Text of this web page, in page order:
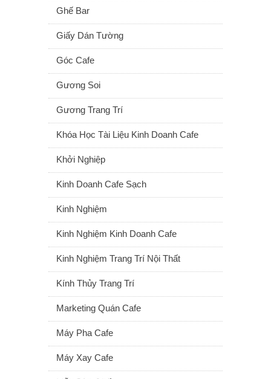
Ghế Bar
Giấy Dán Tường
Góc Cafe
Gương Soi
Gương Trang Trí
Khóa Học Tài Liệu Kinh Doanh Cafe
Khởi Nghiệp
Kinh Doanh Cafe Sạch
Kinh Nghiệm
Kinh Nghiệm Kinh Doanh Cafe
Kinh Nghiệm Trang Trí Nội Thất
Kính Thủy Trang Trí
Marketing Quán Cafe
Máy Pha Cafe
Máy Xay Cafe